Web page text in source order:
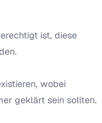
ist, diese
wobei
geklärt sein sollten.